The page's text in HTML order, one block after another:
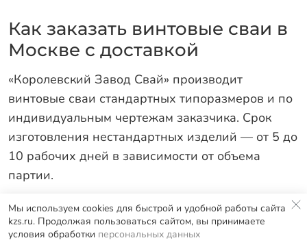
Как заказать винтовые сваи в
Москве с доставкой
«Королевский Завод Свай» производит
винтовые сваи стандартных типоразмеров и по
индивидуальным чертежам заказчика. Срок
изготовления нестандартных изделий — от 5 до
10 рабочих дней в зависимости от объема
партии.
Доставка осуществляется собственным
транспортом по Москве и области.
Мы используем cookies для быстрой и удобной работы сайта
kzs.ru. Продолжая пользоваться сайтом, вы принимаете
условия обработки персональных данных